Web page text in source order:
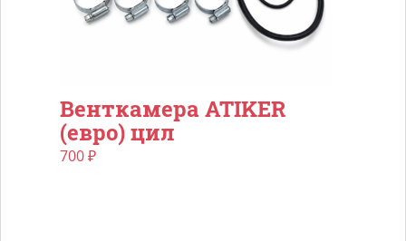
Венткамера ATIKER
(евро) цил
700₽